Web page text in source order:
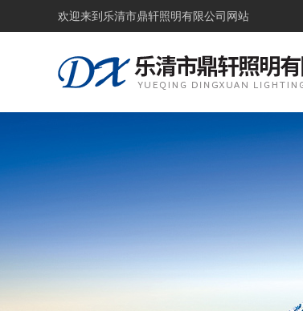
欢迎来到 乐清市鼎轩照明有限公司网站